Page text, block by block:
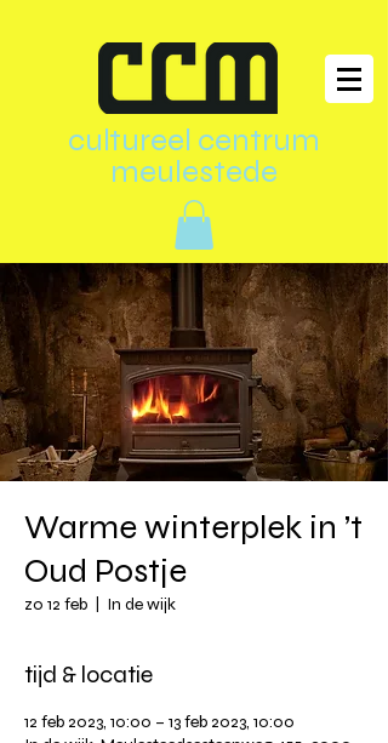
cultureel centrum
meulestede
Warme winterplek in ’t
Oud Postje
zo 12 feb In de wijk
tijd & locatie
12 feb 2023, 10:00 – 13 feb 2023, 10:00